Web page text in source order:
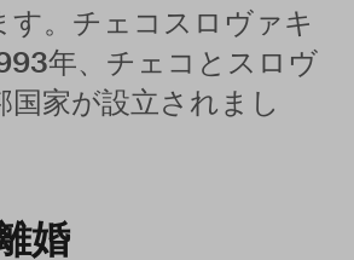
す。チェコスロヴァキ
年、チェコとスロヴ
国家が設立されまし
婚